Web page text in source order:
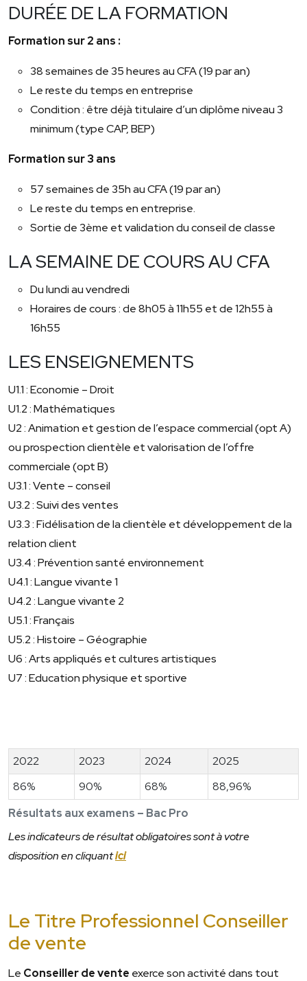
DURÉE DE LA FORMATION
Formation sur 2 ans :
38 semaines de 35 heures au CFA (19 par an)
Le reste du temps en entreprise
Condition : être déjà titulaire d’un diplôme niveau 3
minimum (type CAP, BEP)
Formation sur 3 ans
57 semaines de 35h au CFA (19 par an)
Le reste du temps en entreprise.
Sortie de 3ème et validation du conseil de classe
LA SEMAINE DE COURS AU CFA
Du lundi au vendredi
Horaires de cours : de 8h05 à 11h55 et de 12h55 à
16h55
LES ENSEIGNEMENTS
U1.1 : Economie – Droit
U1.2 : Mathématiques
U2 : Animation et gestion de l’espace commercial (opt A)
ou prospection clientèle et valorisation de l’offre
commerciale (opt B)
U3.1 : Vente – conseil
U3.2 : Suivi des ventes
U3.3 : Fidélisation de la clientèle et développement de la
relation client
U3.4 : Prévention santé environnement
U4.1 : Langue vivante 1
U4.2 : Langue vivante 2
U5.1 : Français
U5.2 : Histoire – Géographie
U6 : Arts appliqués et cultures artistiques
U7 : Education physique et sportive
Résultats aux examens – Bac Pro
2022 2023 2024
2025
86%
90% 68% 88,96%
Les indicateurs de résultat obligatoires sont à votre
disposition en cliquantici
Le Titre Professionnel Conseiller
de vente
Le Conseiller de vente exerce son activité dans tout